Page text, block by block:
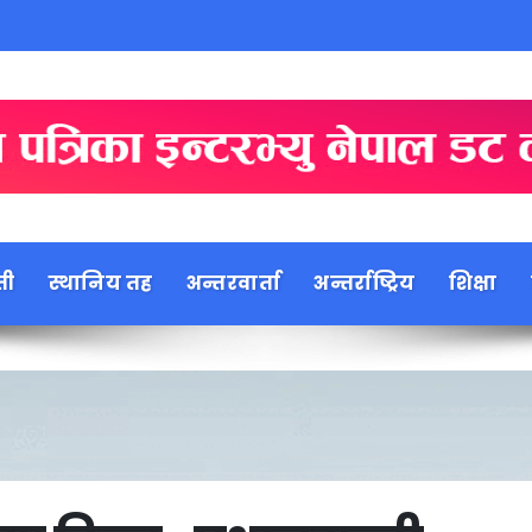
स्थानिय तह अन्तरवार्ता अन्तर्राष्ट्रिय शिक्षा